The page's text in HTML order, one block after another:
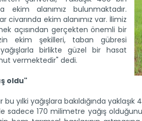
alanımız bulunmaktadır.
civarında ekim alanımız var. İlimiz
açısından gerçekten önemli bir
ekim şekilleri, taban gübresi
birlikte güzel bir hasat
vermektedir" dedi.
oldu"
yılki yağışlara bakıldığında
sadece 170 milimetre yağış